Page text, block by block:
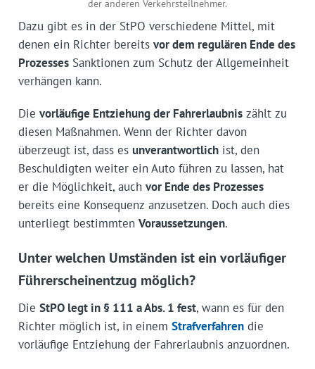
der anderen Verkehrsteilnehmer.
Dazu gibt es in der StPO verschiedene Mittel, mit
denen ein Richter bereits vor dem regulären Ende des
ProzessesSanktionen zum Schutz der Allgemeinheit
verhängen kann.
Die vorläufige Entziehung der Fahrerlaubniszählt zu
diesen Maßnahmen. Wenn der Richter davon
überzeugt ist, dass es unverantwortlichist, den
Beschuldigten weiter ein Auto führen zu lassen, hat
er die Möglichkeit, auch vor Ende des Prozesses
bereits eine Konsequenz anzusetzen. Doch auch dies
unterliegt bestimmten Voraussetzungen.
Unter welchen Umständen ist ein vorläufiger
Führerscheinentzug möglich?
Die StPO legt in § 111 a Abs. 1 fest, wann es für den
Richter möglich ist, in einem Strafverfahrendie
vorläufige Entziehung der Fahrerlaubnis anzuordnen.